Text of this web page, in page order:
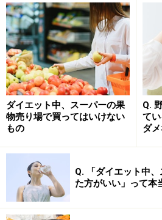
紹介します。
おにぎりを選ぶ場合は1個にし、
プ・ヨーグルトなどを添える
パンを選ぶ場合は、野菜や卵が
たはチーズパンなど乳製品も補
とれるようなスープやサラダを選
カロリーの目安は、1日に取るべ
程度。例えば1日1600kcal設定の
度を目安にする
また、パンやおにぎりの中でも
の多いデニッシュ系・チョコや
ダイエット中、スーパーの果
物売り場で買ってはいけない
もの
Q.
て
ダ
Q. 「ダイエット中
た方がいい」って本